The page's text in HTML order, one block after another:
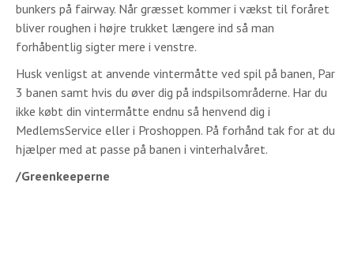
bunkers på fairway. Når græsset kommer i vækst til foråret
bliver roughen i højre trukket længere ind så man
forhåbentlig sigter mere i venstre.
Husk venligst at anvende vintermåtte ved spil på banen, Par
3 banen samt hvis du øver dig på indspilsområderne. Har du
ikke købt din vintermåtte endnu så henvend dig i
MedlemsService eller i Proshoppen. På forhånd tak for at du
hjælper med at passe på banen i vinterhalvåret.
/Greenkeeperne